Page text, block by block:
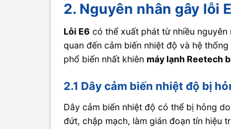
2. Nguyên nhân gây lỗi
Lỗi E6 có thể xuất phát từ nhiều
quan đến cảm biến nhiệt độ và hệ
phổ biến nhất khiên máy lạnh Reetech
2.1 Dây cảm biến nhiệt độ bị
Dây cảm biến nhiệt độ có thể bị hỏng
đứt, chập mạch, làm gián đoạn tín hiệu